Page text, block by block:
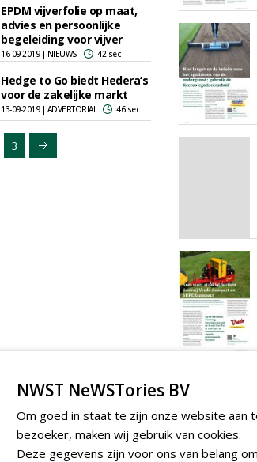
EPDM vijverfolie op maat,
advies en persoonlijke
begeleiding voor vijver
16-09-2019 | NIEUWS 42 sec
Hedge to Go biedt Hedera’s
voor de zakelijke markt
13-09-2019 | ADVERTORIAL 46 sec
3
NWST NeWSTories BV
Om goed in staat te zijn onze website aan
bezoeker, maken wij gebruik van cookies.
Deze gegevens zijn voor ons van belang